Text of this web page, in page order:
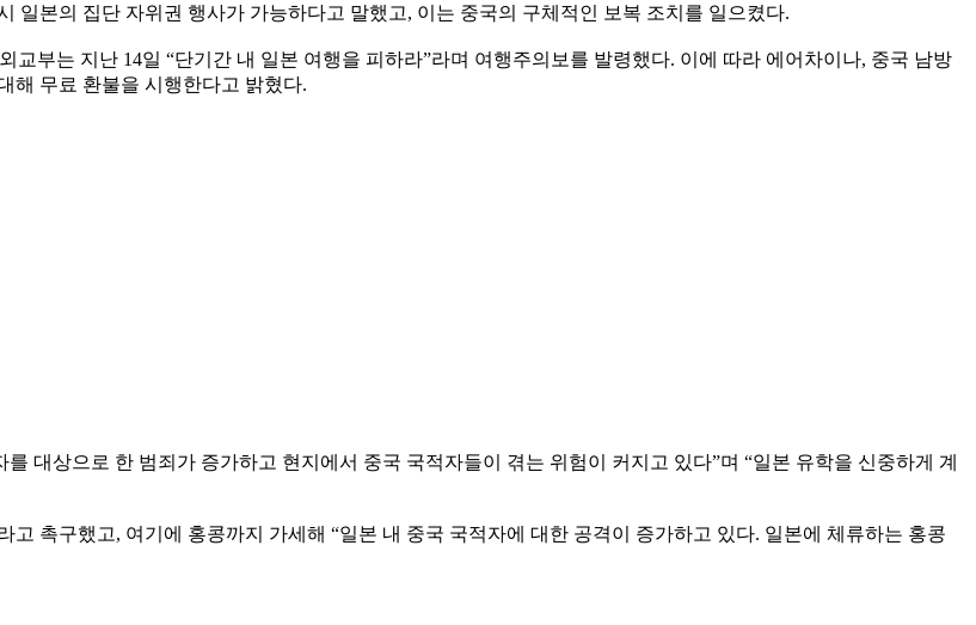
일본의 집단 자위권 행사가 가능하다고 말했고, 이는 중국의 구체적인 보복 조치를 일으켰다.
교부는 지난 14일 “단기간 내 일본 여행을 피하라”라며 여행주의보를 발령했다. 이에 따라 에어차이나, 중국 남방
해 무료 환불을 시행한다고 밝혔다.
대상으로 한 범죄가 증가하고 현지에서 중국 국적자들이 겪는 위험이 커지고 있다”며 “일본 유학을 신중하게 계
촉구했고, 여기에 홍콩까지 가세해 “일본 내 중국 국적자에 대한 공격이 증가하고 있다. 일본에 체류하는 홍콩